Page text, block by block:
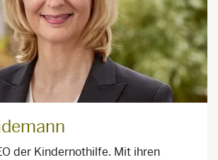
der Kindernothilfe. Mit ihren